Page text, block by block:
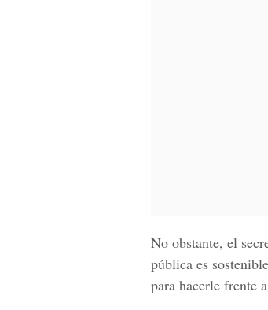
No obstante, el
pública es
para hacerle frente